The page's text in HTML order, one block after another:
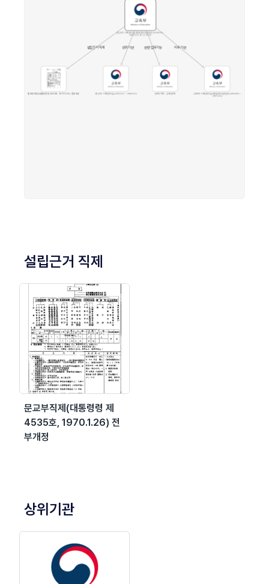
설립근거 직제
문교부직제(대통령령 제
4535호, 1970.1.26) 전
부개정
상위기관